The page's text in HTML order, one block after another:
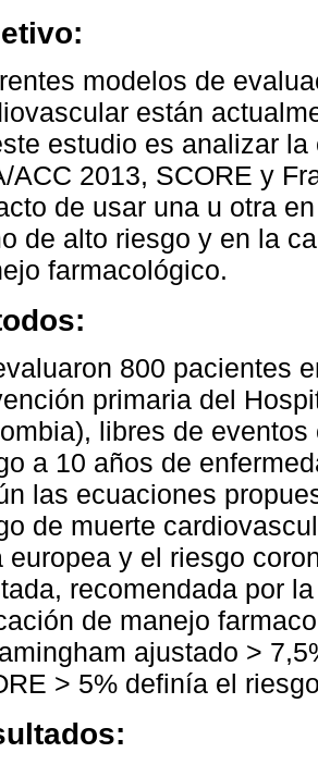
modelos de
están
estudio es analizar
ACC 2013, SCORE y
de usar una u otra
de alto riesgo y en la
farmacológico.
800 pacientes
primaria del
libres de
a 10 años de
las ecuaciones
de muerte
europea y el riesgo
recomendada por
de manejo
ajustado >
> 5% definía el